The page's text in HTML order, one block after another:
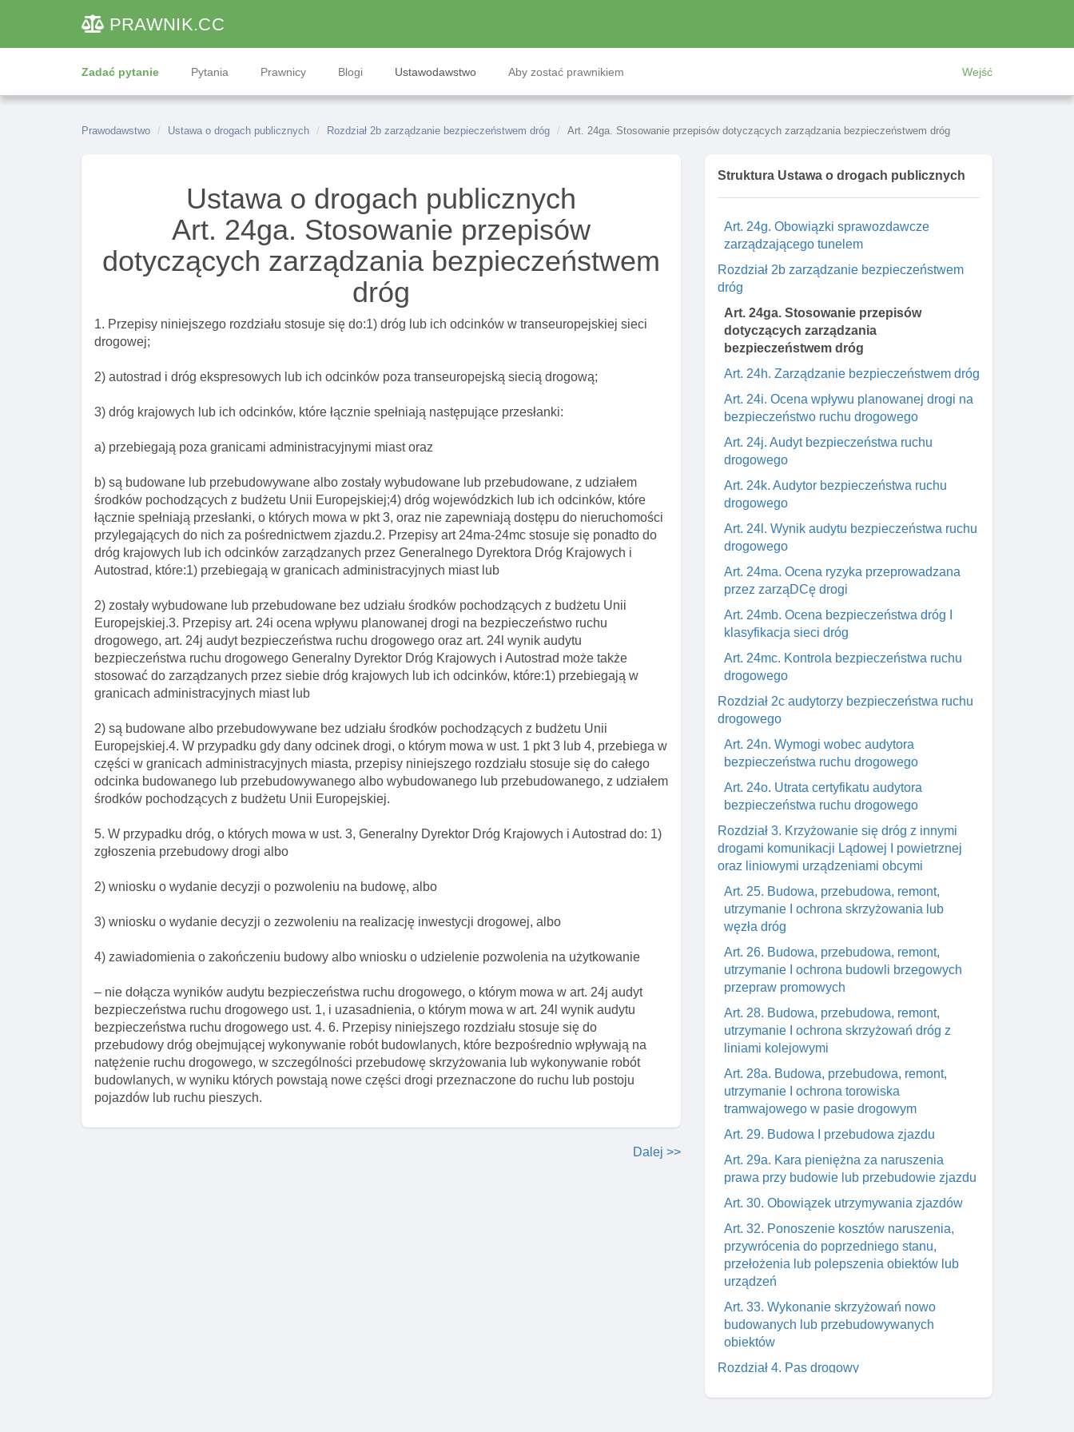
PRAWNIK.CC
Zadać pytanie Pytania Prawnicy Blogi Ustawodawstwo Aby zostać prawnikiem Wejść
Prawodawstwo Ustawa o drogach publicznych Rozdział 2b zarządzanie bezpieczeństwem dróg Art. 24ga. Stosowanie przepisów dotyczących zarządzania bezpieczeństwem dróg
Ustawa o drogach publicznych
Art. 24ga. Stosowanie przepisów
dotyczących zarządzania bezpieczeństwem
dróg
1. Przepisy niniejszego rozdziału stosuje się do:1) dróg lub ich odcinków w transeuropejskiej sieci
drogowej;
2) autostrad i dróg ekspresowych lub ich odcinków poza transeuropejską siecią drogową;
3) dróg krajowych lub ich odcinków, które łącznie spełniają następujące przesłanki:
a) przebiegają poza granicami administracyjnymi miast oraz
b) są budowane lub przebudowywane albo zostały wybudowane lub przebudowane, z udziałem
środków pochodzących z budżetu Unii Europejskiej;4) dróg wojewódzkich lub ich odcinków, które
łącznie spełniają przesłanki, o których mowa w pkt 3, oraz nie zapewniają dostępu do nieruchomości
przylegających do nich za pośrednictwem zjazdu.2. Przepisy art 24ma-24mc stosuje się ponadto do
dróg krajowych lub ich odcinków zarządzanych przez Generalnego Dyrektora Dróg Krajowych i
Autostrad, które:1) przebiegają w granicach administracyjnych miast lub
2) zostały wybudowane lub przebudowane bez udziału środków pochodzących z budżetu Unii
Europejskiej.3. Przepisy art. 24i ocena wpływu planowanej drogi na bezpieczeństwo ruchu
drogowego, art. 24j audyt bezpieczeństwa ruchu drogowego oraz art. 24l wynik audytu
bezpieczeństwa ruchu drogowego Generalny Dyrektor Dróg Krajowych i Autostrad może także
stosować do zarządzanych przez siebie dróg krajowych lub ich odcinków, które:1) przebiegają w
granicach administracyjnych miast lub
2) są budowane albo przebudowywane bez udziału środków pochodzących z budżetu Unii
Europejskiej.4. W przypadku gdy dany odcinek drogi, o którym mowa w ust. 1 pkt 3 lub 4, przebiega w
części w granicach administracyjnych miasta, przepisy niniejszego rozdziału stosuje się do całego
odcinka budowanego lub przebudowywanego albo wybudowanego lub przebudowanego, z udziałem
środków pochodzących z budżetu Unii Europejskiej.
5. W przypadku dróg, o których mowa w ust. 3, Generalny Dyrektor Dróg Krajowych i Autostrad do: 1)
zgłoszenia przebudowy drogi albo
2) wniosku o wydanie decyzji o pozwoleniu na budowę, albo
3) wniosku o wydanie decyzji o zezwoleniu na realizację inwestycji drogowej, albo
4) zawiadomienia o zakończeniu budowy albo wniosku o udzielenie pozwolenia na użytkowanie
– nie dołącza wyników audytu bezpieczeństwa ruchu drogowego, o którym mowa w art. 24j audyt
bezpieczeństwa ruchu drogowego ust. 1, i uzasadnienia, o którym mowa w art. 24l wynik audytu
bezpieczeństwa ruchu drogowego ust. 4. 6. Przepisy niniejszego rozdziału stosuje się do
przebudowy dróg obejmującej wykonywanie robót budowlanych, które bezpośrednio wpływają na
natężenie ruchu drogowego, w szczególności przebudowę skrzyżowania lub wykonywanie robót
budowlanych, w wyniku których powstają nowe części drogi przeznaczone do ruchu lub postoju
pojazdów lub ruchu pieszych.
Dalej >>
Struktura Ustawa o drogach publicznych
sporządzana przez zarządzającego tunelem
Art. 24e. ćwiczenia dla pracowników
I policji
dotyczących warunków bezpieczeństwa w
tunelu
Art. 24g. Obowiązki sprawozdawcze
zarządzającego tunelem
Rozdział 2b zarządzanie bezpieczeństwem
dróg
Art. 24ga. Stosowanie przepisów
dotyczących zarządzania
bezpieczeństwem dróg
Art. 24h. Zarządzanie bezpieczeństwem dróg
Art. 24i. Ocena wpływu planowanej drogi na
bezpieczeństwo ruchu drogowego
Art. 24j. Audyt bezpieczeństwa ruchu
drogowego
Art. 24k. Audytor bezpieczeństwa ruchu
drogowego
Art. 24l. Wynik audytu bezpieczeństwa ruchu
drogowego
Art. 24ma. Ocena ryzyka przeprowadzana
przez zarząDCę drogi
Art. 24mb. Ocena bezpieczeństwa dróg I
klasyfikacja sieci dróg
Art. 24mc. Kontrola bezpieczeństwa ruchu
drogowego
Rozdział 2c audytorzy bezpieczeństwa ruchu
drogowego
Art. 24n. Wymogi wobec audytora
bezpieczeństwa ruchu drogowego
Art. 24o. Utrata certyfikatu audytora
bezpieczeństwa ruchu drogowego
Rozdział 3. Krzyżowanie się dróg z innymi
drogami komunikacji Lądowej I powietrznej
oraz liniowymi urządzeniami obcymi
Art. 25. Budowa, przebudowa, remont,
utrzymanie I ochrona skrzyżowania lub
węzła dróg
Art. 26. Budowa, przebudowa, remont,
utrzymanie I ochrona budowli brzegowych
przepraw promowych
Art. 28. Budowa, przebudowa, remont,
utrzymanie I ochrona skrzyżowań dróg z
liniami kolejowymi
Art. 28a. Budowa, przebudowa, remont,
utrzymanie I ochrona torowiska
tramwajowego w pasie drogowym
Art. 29. Budowa I przebudowa zjazdu
Art. 29a. Kara pieniężna za naruszenia
prawa przy budowie lub przebudowie zjazdu
Art. 30. Obowiązek utrzymywania zjazdów
Art. 32. Ponoszenie kosztów naruszenia,
przywrócenia do poprzedniego stanu,
przełożenia lub polepszenia obiektów lub
urządzeń
Art. 33. Wykonanie skrzyżowań nowo
budowanych lub przebudowywanych
obiektów
Rozdział 4. Pas drogowy